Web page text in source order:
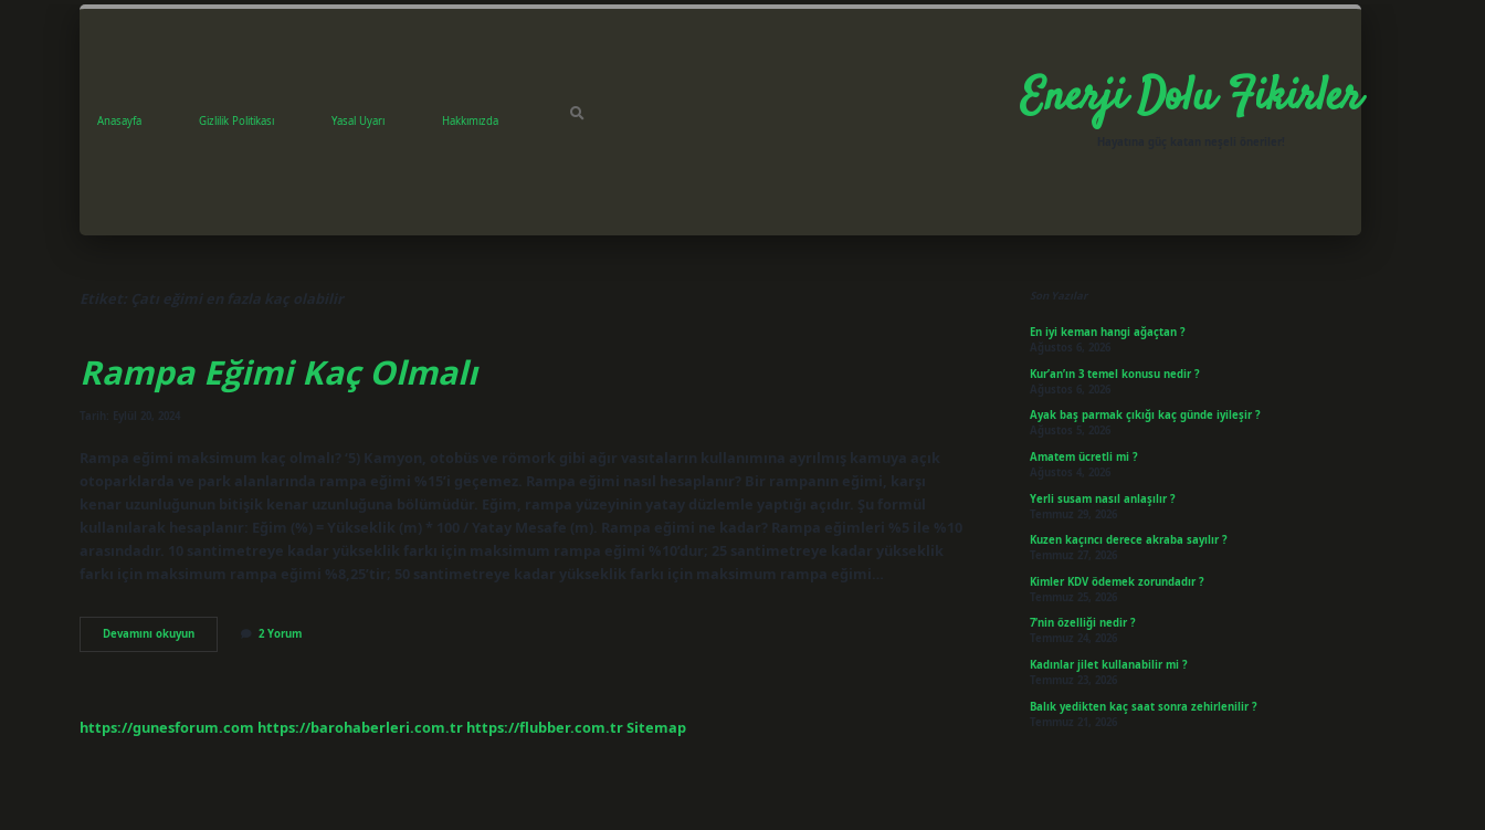
Anasayfa Gizlilik Politikası Yasal Uyarı Hakkımızda Enerji Dolu Fikirler
Etiket: Çatı eğimi en fazla kaç olabilir
Rampa Eğimi Kaç Olmalı
Tarih: Eylül 20, 2024
Rampa eğimi maksimum kaç olmalı? ‘5) Kamyon, otobüs ve römork gibi ağır vasıtaların kullanımına ayrılmış kamuya açık
otoparklarda ve park alanlarında rampa eğimi %15’i geçemez. Rampa eğimi nasıl hesaplanır? Bir rampanın eğimi, karşı
kenar uzunluğunun bitişik kenar uzunluğuna bölümüdür. Eğim, rampa yüzeyinin yatay düzlemle yaptığı açıdır. Şu formül
kullanılarak hesaplanır: Eğim (%) = Yükseklik (m) * 100 / Yatay Mesafe (m). Rampa eğimi ne kadar? Rampa eğimleri %5 ile %10
arasındadır. 10 santimetreye kadar yükseklik farkı için maksimum rampa eğimi %10’dur; 25 santimetreye kadar yükseklik
farkı için maksimum rampa eğimi %8,25’tir; 50 santimetreye kadar yükseklik farkı için maksimum rampa eğimi…
Devamını okuyunRampa
Eğimi
2 Yorum
https://gunesforum.com https://barohaberleri.com.tr https://flubber.com.trSitemap
Son Yazılar
En iyi keman hangi ağaçtan ?
Ağustos 6, 2026
Kur’an’ın 3 temel konusu nedir ?
Ağustos 6, 2026
Ayak baş parmak çıkığı kaç günde iyileşir ?
Ağustos 5, 2026
Amatem ücretli mi ?
Ağustos 4, 2026
Yerli susam nasıl anlaşılır ?
Temmuz 29, 2026
Kuzen kaçıncı derece akraba sayılır ?
Temmuz 27, 2026
Kimler KDV ödemek zorundadır ?
Temmuz 25, 2026
7’nin özelliği nedir ?
Temmuz 24, 2026
Kadınlar jilet kullanabilir mi ?
Temmuz 23, 2026
Balık yedikten kaç saat sonra zehirlenilir ?
Temmuz 21, 2026